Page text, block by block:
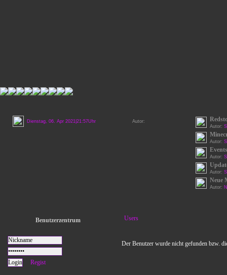
Dienstag, 06. Apr 2021|21:57Uhr Autor:
Autor:
Autor:
Autor:
Autor:
Neue
Autor:
Benutzerzentrum
Regist
Users
Der Benutzer wurde nicht gefunden bzw.